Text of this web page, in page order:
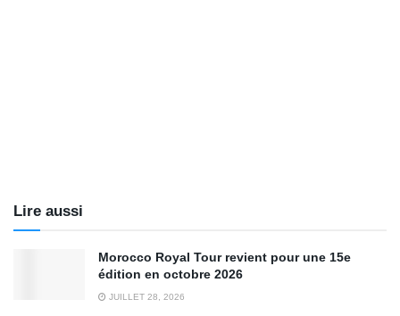
Lire aussi
Morocco Royal Tour revient pour une 15e
édition en octobre 2026
JUILLET 28, 2026